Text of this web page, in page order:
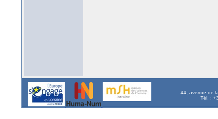
44, avenue de
Tél. :